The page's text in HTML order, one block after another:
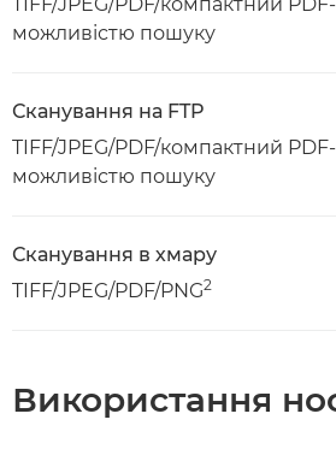
можливістю пошуку
Сканування на FTP
TIFF/JPEG/PDF/компактний
можливістю пошуку
Сканування в хмару
TIFF/JPEG/PDF/PNG2
Використання